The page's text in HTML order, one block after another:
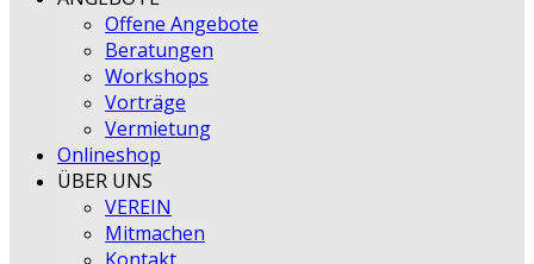
Offene Angebote
Beratungen
Workshops
Vorträge
Vermietung
Onlineshop
ÜBER UNS
VEREIN
Mitmachen